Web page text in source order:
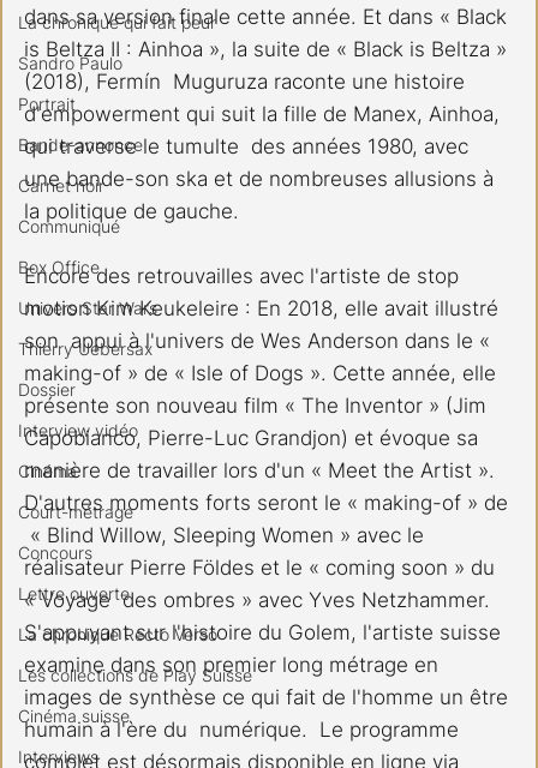
La chronique qui fait peur
Sandro Paulo
Portrait
Bande-annonce
Carnet noir
Communiqué
Box Office
Univers Star Wars
Thierry Uebersax
Dossier
Interview vidéo
Cinéma
Court-métrage
Concours
Lettre ouverte
La chronique Recto Verso
Les collections de Play Suisse
Cinéma suisse
Interviews
dans sa version finale cette année. Et dans « Black
is Beltza II : Ainhoa », la suite de « Black is Beltza »
(2018), Fermín  Muguruza raconte une histoire
d'empowerment qui suit la fille de Manex, Ainhoa,
qui traverse le tumulte  des années 1980, avec
une bande-son ska et de nombreuses allusions à
la politique de gauche.
Encore des retrouvailles avec l'artiste de stop
motion Kim Keukeleire : En 2018, elle avait illustré
son  appui à l'univers de Wes Anderson dans le «
making-of » de « Isle of Dogs ». Cette année, elle
présente son nouveau film « The Inventor » (Jim
Capobianco, Pierre-Luc Grandjon) et évoque sa
manière de travailler lors d'un « Meet the Artist ».
D'autres moments forts seront le « making-of » de
« Blind Willow, Sleeping Women » avec le
réalisateur Pierre Földes et le « coming soon » du
« Voyage  des ombres » avec Yves Netzhammer.
S'appuyant sur l'histoire du Golem, l'artiste suisse
examine dans son premier long métrage en
images de synthèse ce qui fait de l'homme un être
humain à l'ère du  numérique.  Le programme
complet est désormais disponible en ligne via